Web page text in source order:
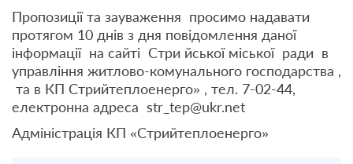
Пропозиції та зауваження просимо надавати
протягом 10 днів з дня повідомлення даної
інформації на сайті Стри йської міської ради в
управління житлово-комунального господарства ,
та в КП Стрийтеплоенерго» , тел. 7-02-44,
електронна адреса str_tep@ukr.net
Адміністрація КП «Стрийтеплоенерго»